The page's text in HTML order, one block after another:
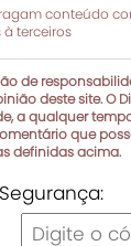
conteúdo
à terceiros
de
deste site. O
a qualquer
que
definidas acima.